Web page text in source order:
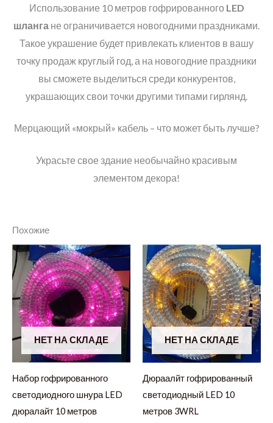
Использование 10 метров гофрированного LED
шланга не ограничивается новогодними праздниками.
Такое украшение будет привлекать клиентов в вашу
точку продаж круглый год, а на новогодние праздники
вы сможете выделиться среди конкурентов,
украшающих свои точки другими типами гирлянд.
Мерцающий «мокрый» кабель – что может быть лучше?
Украсьте свое здание необычайно красивым
элементом декора!
Похожие
НЕТ НА СКЛАДЕ
Набор гофрированного
светодиодного шнура LED
дюралайт 10 метров
НЕТ НА СКЛАДЕ
Дюраалйт гофрированный
светодиодный LED 10
метров 3WRL